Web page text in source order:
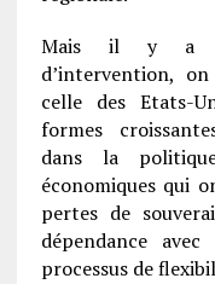
Mais il y a
d’intervention,
celle des Etats-
formes
dans la
économiques qui
pertes de
dépendance
processus de